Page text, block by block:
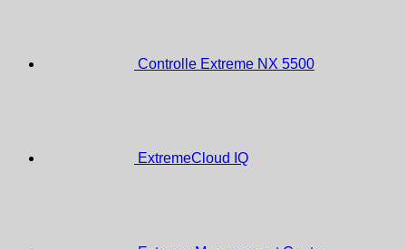
Controlle Extreme NX 5500
ExtremeCloud IQ